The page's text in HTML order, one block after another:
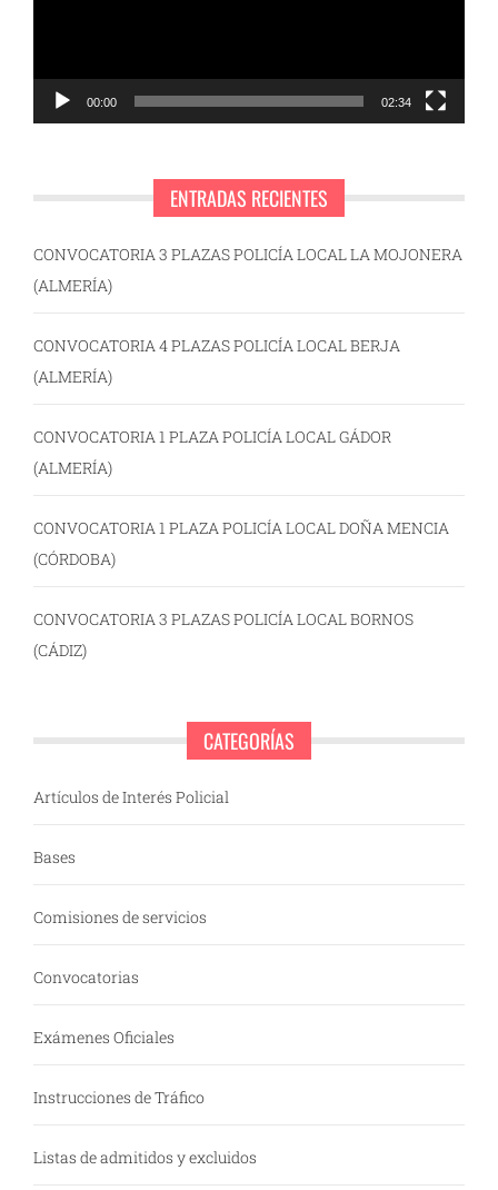
00:00 02:34
ENTRADAS RECIENTES
CONVOCATORIA 3 PLAZAS POLICÍA LOCAL LA MOJONERA
(ALMERÍA)
CONVOCATORIA 4 PLAZAS POLICÍA LOCAL BERJA
(ALMERÍA)
CONVOCATORIA 1 PLAZA POLICÍA LOCAL GÁDOR
(ALMERÍA)
CONVOCATORIA 1 PLAZA POLICÍA LOCAL DOÑA MENCIA
(CÓRDOBA)
CONVOCATORIA 3 PLAZAS POLICÍA LOCAL BORNOS
(CÁDIZ)
CATEGORÍAS
Artículos de Interés Policial
Bases
Comisiones de servicios
Convocatorias
Exámenes Oficiales
Instrucciones de Tráfico
Listas de admitidos y excluidos